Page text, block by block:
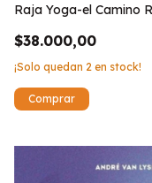
Raja Yoga-el Camino
$38.000,00
¡Solo quedan 2 en stock!